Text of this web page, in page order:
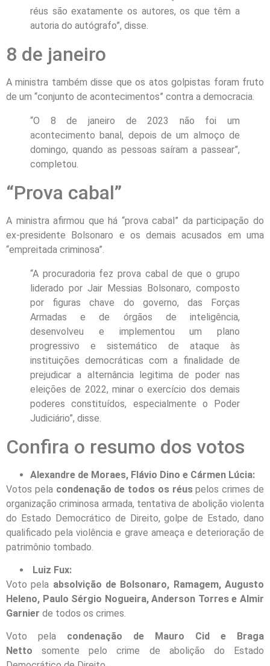
réus são exatamente os autores, os que têm a
autoria do autógrafo”, disse.
8 de janeiro
A ministra também disse que os atos golpistas foram fruto
de um “conjunto de acontecimentos” contra a democracia.
“O 8 de janeiro de 2023 não foi um
acontecimento banal, depois de um almoço de
domingo, quando as pessoas saíram a passear”,
completou.
“Prova cabal”
A ministra afirmou que há “prova cabal” da participação do
ex-presidente Bolsonaro e os demais acusados em uma
“empreitada criminosa”.
“A procuradoria fez prova cabal de que o grupo
liderado por Jair Messias Bolsonaro, composto
por figuras chave do governo, das Forças
Armadas e de órgãos de inteligência,
desenvolveu e implementou um plano
progressivo e sistemático de ataque às
instituições democráticas com a finalidade de
prejudicar a alternância legitima de poder nas
eleições de 2022, minar o exercício dos demais
poderes constituídos, especialmente o Poder
Judiciário”, disse.
Confira o resumo dos votos
Alexandre de Moraes, Flávio Dino e Cármen Lúcia:
Votos pela condenação de todos os réuspelos crimes de
organização criminosa armada, tentativa de abolição violenta
do Estado Democrático de Direito, golpe de Estado, dano
qualificado pela violência e grave ameaça e deterioração de
patrimônio tombado.
Luiz Fux:
Voto pela absolvição de Bolsonaro, Ramagem, Augusto
Heleno, Paulo Sérgio Nogueira, Anderson Torres e Almir
Garnier de todos os crimes.
Voto pela condenação de Mauro Cid e Braga
Netto somente pelo crime de abolição do Estado